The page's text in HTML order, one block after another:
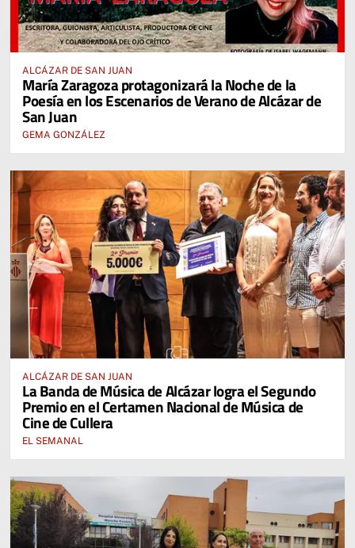
ALCÁZAR DE SAN JUAN
María Zaragoza protagonizará la Noche de la
Poesía en los Escenarios de Verano de Alcázar de
San Juan
GEMA GONZÁLEZ
ALCÁZAR DE SAN JUAN
La Banda de Música de Alcázar logra el Segundo
Premio en el Certamen Nacional de Música de
Cine de Cullera
EL SEMANAL